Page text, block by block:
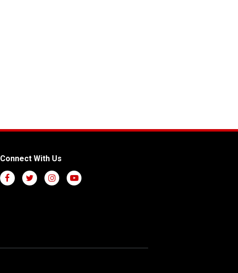
Connect With Us